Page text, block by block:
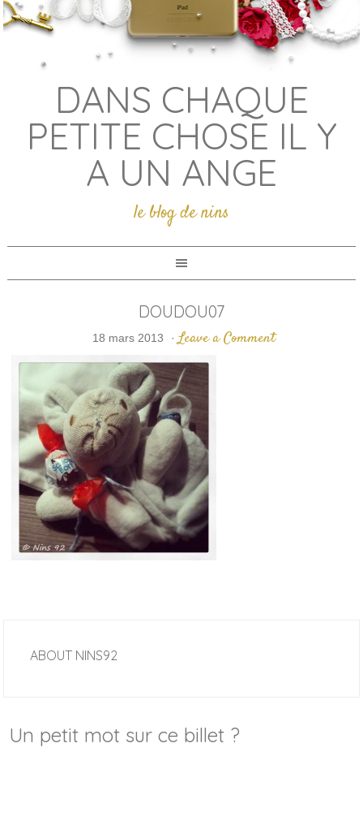
DANS CHAQUE
PETITE CHOSE IL Y
A UN ANGE
le blog de nins
DOUDOU07
18 mars 2013 · Leave a Comment
ABOUT NINS92
Un petit mot sur ce billet ?